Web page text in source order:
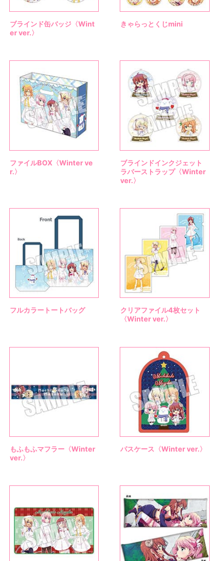
ブラインド缶バッジ〈Wint
er ver.〉
きゃらっとくじmini
ファイルBOX〈Winter ve
r.〉
ブラインドインクジェット
ラバーストラップ〈Winter
ver.〉
フルカラートートバッグ
クリアファイル4枚セット
〈Winter ver.〉
もふもふマフラー〈Winter
ver.〉
パスケース〈Winter ver.〉